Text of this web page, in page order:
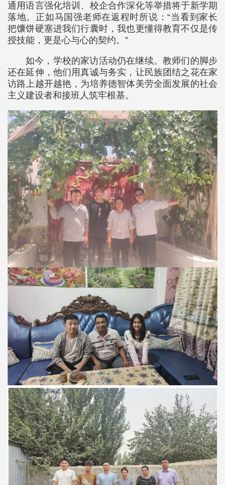
通用语言强化培训、校企合作深化等举措将于新学期
落地。正如马国强老师在返程时所说：“当看到家长
把馕饼硬塞进我们行囊时，我也更懂得教育不仅是传
授技能，更是心与心的契约。”
如今，学校的家访活动仍在继续。教师们的脚步
还在延伸，他们用真诚与务实，让民族团结之花在家
访路上越开越艳，为培养德智体美劳全面发展的社会
主义建设者和接班人筑牢根基。